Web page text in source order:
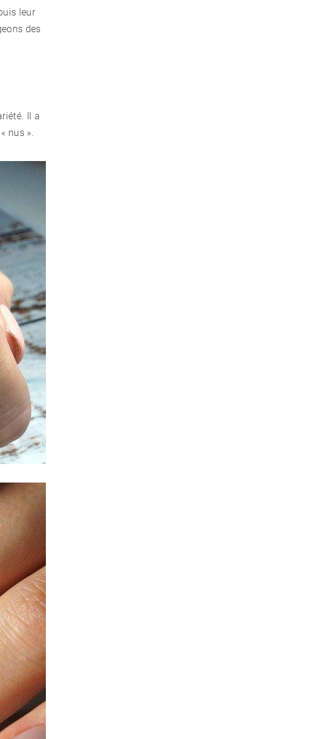
leur
des
Il a
nus ».